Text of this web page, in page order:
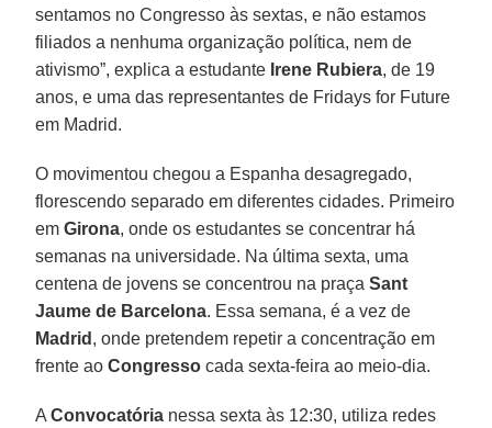
sentamos no Congresso às sextas, e não estamos
filiados a nenhuma organização política, nem de
ativismo”, explica a estudante Irene Rubiera, de 19
anos, e uma das representantes de Fridays for Future
em Madrid.
O movimentou chegou a Espanha desagregado,
florescendo separado em diferentes cidades. Primeiro
emGirona, onde os estudantes se concentrar há
semanas na universidade. Na última sexta, uma
centena de jovens se concentrou na praçaSant
Jaume de Barcelona. Essa semana, é a vez de
Madrid , onde pretendem repetir a concentração em
frente aoCongresso cada sexta-feira ao meio-dia.
AConvocatória nessa sexta às 12:30, utiliza redes